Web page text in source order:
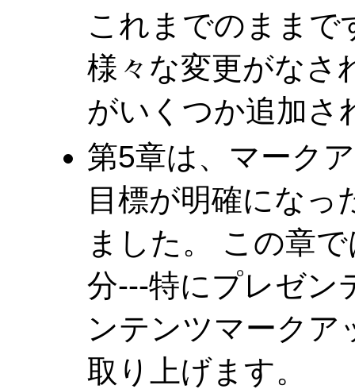
これまでのままで
様々な変更がなさ
がいくつか追加さ
第5章は、マーク
目標が明確になっ
ました。 この章
分---特にプレゼン
ンテンツマークア
取り上げます。